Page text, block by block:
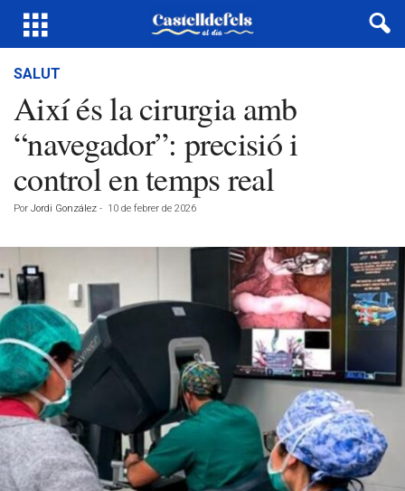
SALUT
Així és la cirurgia amb
“navegador”: precisió i
control en temps real
Por Jordi González - 10 de febrer de 2026